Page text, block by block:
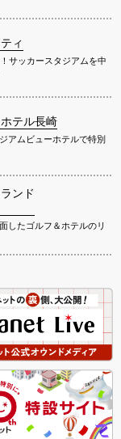
ィ
サッカースタジアムを中
テル長崎
アムビューホテルで特別
ンド
したゴルフ＆ホテルのリ